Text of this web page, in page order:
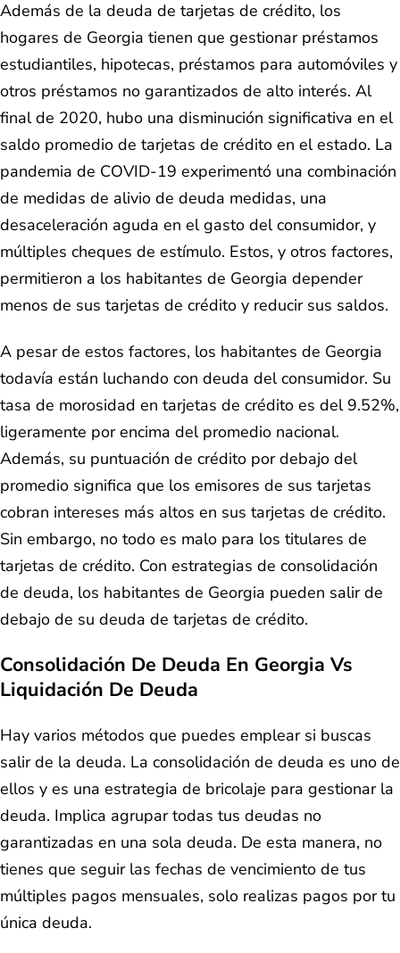
Además de la deuda de tarjetas de crédito, los
hogares de Georgia tienen que gestionar préstamos
estudiantiles, hipotecas, préstamos para automóviles y
otros préstamos no garantizados de alto interés. Al
final de 2020, hubo una disminución significativa en el
saldo promedio de tarjetas de crédito en el estado. La
pandemia de COVID-19 experimentó una combinación
de medidas de alivio de deuda medidas, una
desaceleración aguda en el gasto del consumidor, y
múltiples cheques de estímulo. Estos, y otros factores,
permitieron a los habitantes de Georgia depender
menos de sus tarjetas de crédito y reducir sus saldos.
A pesar de estos factores, los habitantes de Georgia
todavía están luchando con deuda del consumidor. Su
tasa de morosidad en tarjetas de crédito es del 9.52%,
ligeramente por encima del promedio nacional.
Además, su puntuación de crédito por debajo del
promedio significa que los emisores de sus tarjetas
cobran intereses más altos en sus tarjetas de crédito.
Sin embargo, no todo es malo para los titulares de
tarjetas de crédito. Con estrategias de consolidación
de deuda, los habitantes de Georgia pueden salir de
debajo de su deuda de tarjetas de crédito.
Consolidación De Deuda En Georgia Vs
Liquidación De Deuda
Hay varios métodos que puedes emplear si buscas
salir de la deuda. La consolidación de deuda es uno de
ellos y es una estrategia de bricolaje para gestionar la
deuda. Implica agrupar todas tus deudas no
garantizadas en una sola deuda. De esta manera, no
tienes que seguir las fechas de vencimiento de tus
múltiples pagos mensuales, solo realizas pagos por tu
única deuda.